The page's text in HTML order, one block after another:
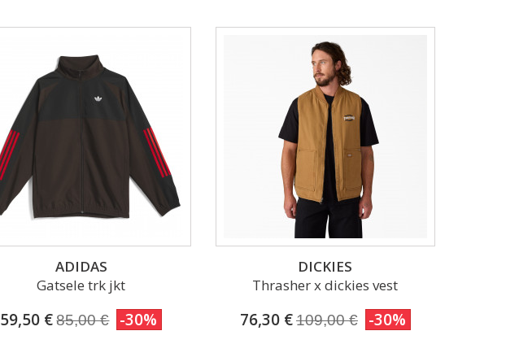
ADIDAS
Gatsele trk jkt
59,50 € 85,00 € -30%
DICKIES
Thrasher x dickies vest
76,30 €109,00 € -30%